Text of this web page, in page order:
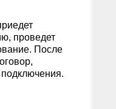
проведет
После